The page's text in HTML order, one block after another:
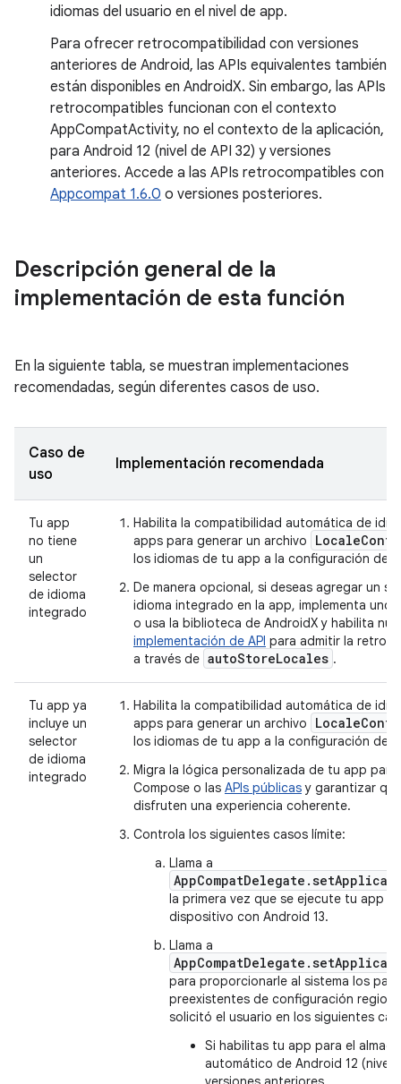
idiomas del usuario en el nivel de app.
Para ofrecer retrocompatibilidad con versiones
anteriores de Android, las APIs equivalentes también
están disponibles en AndroidX. Sin embargo, las APIs
retrocompatibles funcionan con el contexto
AppCompatActivity, no el contexto de la aplicación,
para Android 12 (nivel de API 32) y versiones
anteriores. Accede a las APIs retrocompatibles con
Appcompat 1.6.0 o versiones posteriores.
Descripción general de la
implementación de esta función
En la siguiente tabla, se muestran implementaciones
recomendadas, según diferentes casos de uso.
Caso de
uso
Implementación recomendada
Tu app
no tiene
un
selector
de idioma
integrado
Habilita la compatibilidad automática de
apps para generar un archivo
los idiomas de tu app a la configuración del
De manera opcional, si deseas agregar un
idioma integrado en la app, implementa uno
o usa la biblioteca de AndroidX y habilita
implementación de API para admitir la
a través de autoStoreLocales .
Tu app ya
incluye un
selector
de idioma
integrado
Habilita la compatibilidad automática de
apps para generar un archivo
los idiomas de tu app a la configuración del
Migra la lógica personalizada de tu app para
Compose o las APIs públicasy garantizar
disfruten una experiencia coherente.
Controla los siguientes casos límite:
Llama a
la primera vez que se ejecute tu app
dispositivo con Android 13.
Llama a
para proporcionarle al sistema los
preexistentes de configuración
solicitó el usuario en los siguientes
Si habilitas tu app para el
automático de Android 12 (nivel